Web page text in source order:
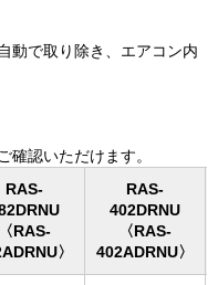
動で取り除き、エアコン内
確認いただけます。
RAS-
〈RAS-
〉
RAS-
402DRNU
〈RAS-
402ADRNU〉